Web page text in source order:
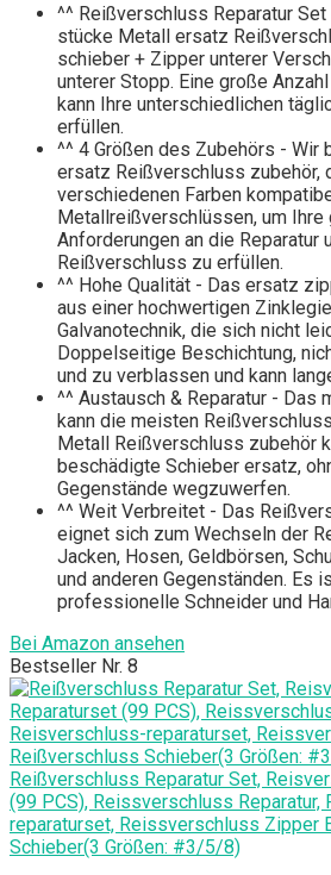
^^ Reißverschluss Reparatur
stücke Metall ersatz
schieber + Zipper unterer
unterer Stopp. Eine große
kann Ihre unterschiedlichen
erfüllen.
^^ 4 Größen des Zubehörs -
ersatz Reißverschluss zubehör,
verschiedenen Farben
Metallreißverschlüssen, um Ihre
Anforderungen an die Reparatur
Reißverschluss zu erfüllen.
^^ Hohe Qualität - Das ersatz
aus einer hochwertigen
Galvanotechnik, die sich nicht
Doppelseitige Beschichtung,
und zu verblassen und kann
^^ Austausch & Reparatur -
kann die meisten
Metall Reißverschluss zubehör
beschädigte Schieber ersatz,
Gegenstände wegzuwerfen.
^^ Weit Verbreitet - Das
eignet sich zum Wechseln der
Jacken, Hosen, Geldbörsen,
und anderen Gegenständen. Es
professionelle Schneider und
Bei Amazon ansehen
Bestseller Nr. 8
Reißverschluss Reparatur Set,
(99 PCS), Reissverschluss Reparatur,
reparaturset, Reissverschluss Zipper
Schieber(3 Größen: #3/5/8)